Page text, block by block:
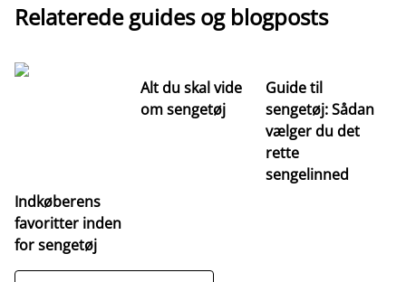
Relaterede guides og blogposts
Indkøberens
favoritter inden
for sengetøj
Alt du skal vide
om sengetøj
Guide til
sengetøj: Sådan
vælger du det
rette
sengelinned